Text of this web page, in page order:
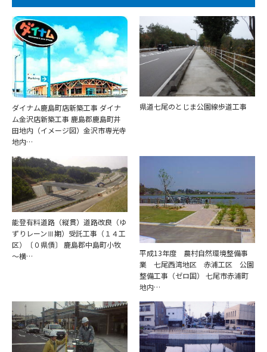
ダイナム鹿島町店新築工事 ダイナ
ム金沢店新築工事 鹿島郡鹿島町井
田地内（イメージ図）金沢市専光寺
地内…
県道七尾のとじま公園線歩道工事
能登有料道路（縦貫）道路改良（ゆ
ずりレーンⅢ期）受託工事（１４工
区）〔０県債〕 鹿島郡中島町小牧
～横…
平成13年度 農村自然環境整備事
業 七尾西湾地区 赤浦工区 公園
整備工事（ゼロ国） 七尾市赤浦町
地内…